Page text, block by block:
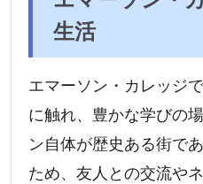
生活
エマーソン・カレッジ
に触れ、豊かな学びの
ン自体が歴史ある街で
ため、友人との交流や